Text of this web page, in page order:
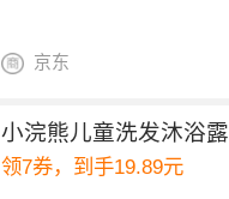
京东
小浣熊儿童洗发沐浴露
领7券，到手19.89元